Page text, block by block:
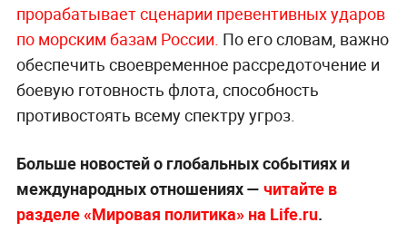
прорабатывает сценарии превентивных ударов
по морским базам России. По его словам, важно
обеспечить своевременное рассредоточение и
боевую готовность флота, способность
противостоять всему спектру угроз.
Больше новостей о глобальных событиях и
международных отношениях — читайте в
разделе «Мировая политика» на Life.ru.